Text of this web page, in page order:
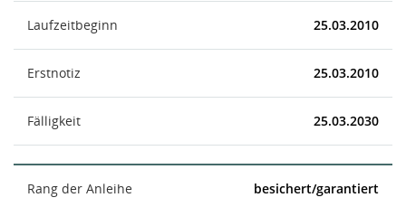
Laufzeitbeginn 25.03.2010
Erstnotiz 25.03.2010
Fälligkeit 25.03.2030
Rang der Anleihe besichert/garantiert